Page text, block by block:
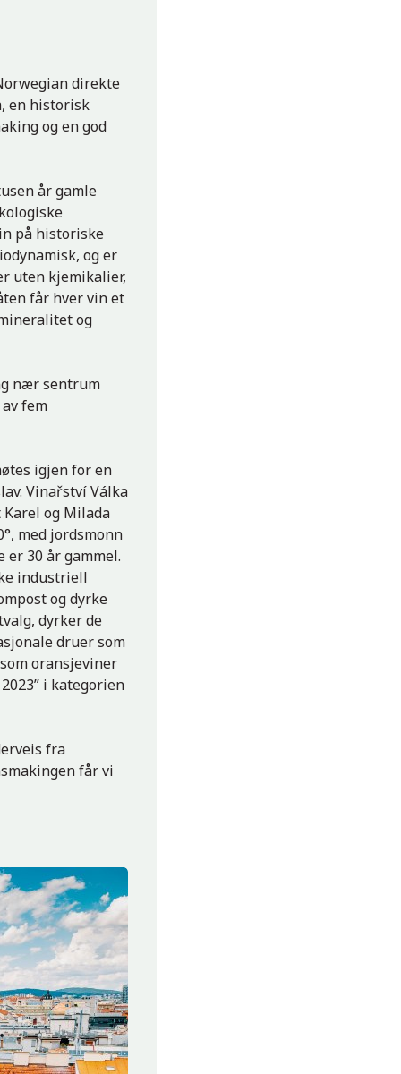
direkte
en historisk
og en god
år gamle
på historiske
og er
uten kjemikalier,
får hver vin et
og
nær sentrum
fem
igjen for en
Vinařství Válka
og Milada
med jordsmonn
30 år gammel.
industriell
og dyrke
dyrker de
druer som
oransjeviner
i kategorien
fra
får vi